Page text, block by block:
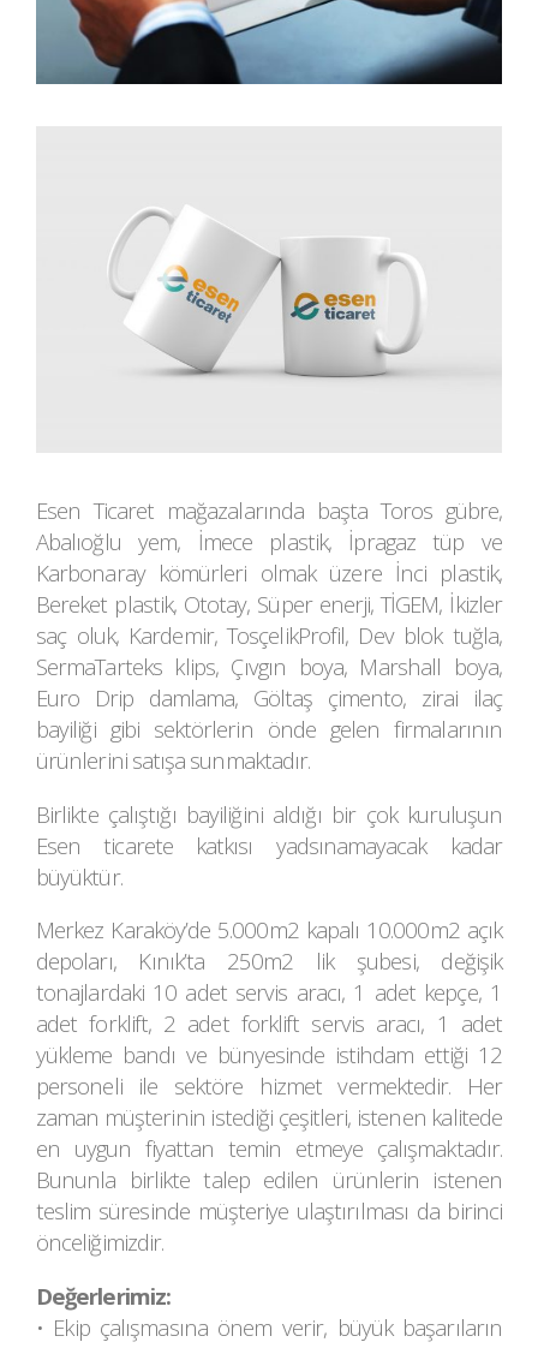
Esen Ticaret mağazalarında başta Toros gübre,
Abalıoğlu yem, İmece plastik, İpragaz tüp ve
Karbonaray kömürleri olmak üzere İnci plastik,
Bereket plastik, Ototay, Süper enerji, TİGEM, İkizler
saç oluk, Kardemir, TosçelikProfil, Dev blok tuğla,
SermaTarteks klips, Çıvgın boya, Marshall boya,
Euro Drip damlama, Göltaş çimento, zirai ilaç
bayiliği gibi sektörlerin önde gelen firmalarının
ürünlerini satışa sunmaktadır.
Birlikte çalıştığı bayiliğini aldığı bir çok kuruluşun
Esen ticarete katkısı yadsınamayacak kadar
büyüktür.
Merkez Karaköy’de 5.000m2 kapalı 10.000m2 açık
depoları, Kınık’ta 250m2 lik şubesi, değişik
tonajlardaki 10 adet servis aracı, 1 adet kepçe, 1
adet forklift, 2 adet forklift servis aracı, 1 adet
yükleme bandı ve bünyesinde istihdam ettiği 12
personeli ile sektöre hizmet vermektedir. Her
zaman müşterinin istediği çeşitleri, istenen kalitede
en uygun fiyattan temin etmeye çalışmaktadır.
Bununla birlikte talep edilen ürünlerin istenen
teslim süresinde müşteriye ulaştırılması da birinci
önceliğimizdir.
Değerlerimiz:
• Ekip çalışmasına önem verir, büyük başarıların